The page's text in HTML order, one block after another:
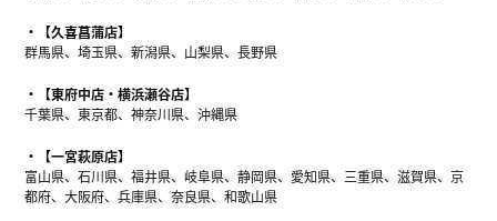
【久喜菖蒲店】
群馬県、埼玉県、新潟県、山梨県、長野県
【東府中店・横浜瀬谷店】
千葉県、東京都、神奈川県、沖縄県
【一宮萩原店】
富山県、石川県、福井県、岐阜県、静岡県、愛知県、三重県、滋賀県、京
都府、大阪府、兵庫県、奈良県、和歌山県